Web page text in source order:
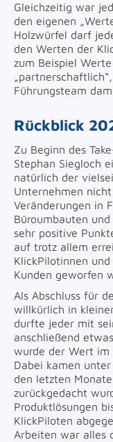
Gleichzeitig war
den eigenen
Holzwürfel darf
den Werten der
zum Beispiel
Führungsteam
Rückblick
Zu Beginn des
Stephan Siegloch
natürlich der
Unternehmen
Veränderungen in
Büroumbauten
sehr positive
auf trotz allem
KlickPilotinnen
Kunden geworfen
Als Abschluss für
willkürlich in
durfte jeder mit
anschließend
wurde der Wert im
Dabei kamen
den letzten
zurückgedacht
Produktlösungen
KlickPiloten
Arbeiten war alles